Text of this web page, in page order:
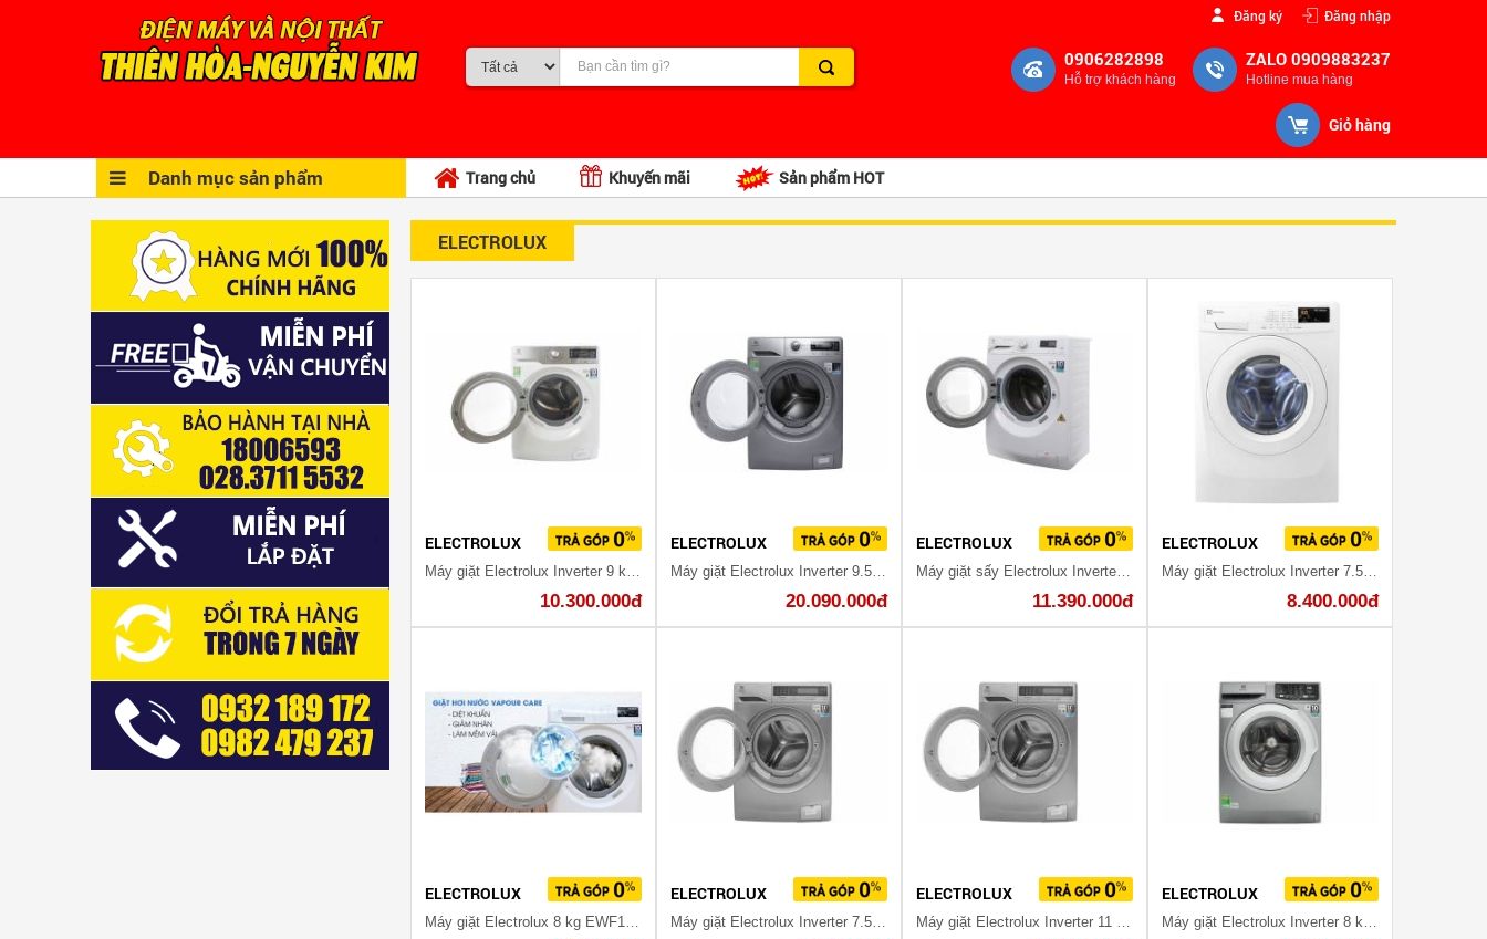
Đăng ký Đăng nhập
ZALO 0909883237
Hotline mua hàng
0906282898
Hỗ trợ khách hàng
Giỏ hàng
Danh mục sản phẩm Trang chủ Khuyến mãi Sản phẩm HOT
ELECTROLUX
ELECTROLUX
Máy giặt Electrolux Inverter 9 kg EWF12933
10.300.000đ
ELECTROLUX
Máy giặt Electrolux Inverter 9.5 kg EWF12935S
20.090.000đ
ELECTROLUX
Máy giặt sấy Electrolux Inverter 8 kg EWW12853
11.390.000đ
ELECTROLUX
Máy giặt Electrolux Inverter 7.5 kg EWF10744
8.400.000đ
ELECTROLUX ELECTROLUX ELECTROLUX ELECTROLUX